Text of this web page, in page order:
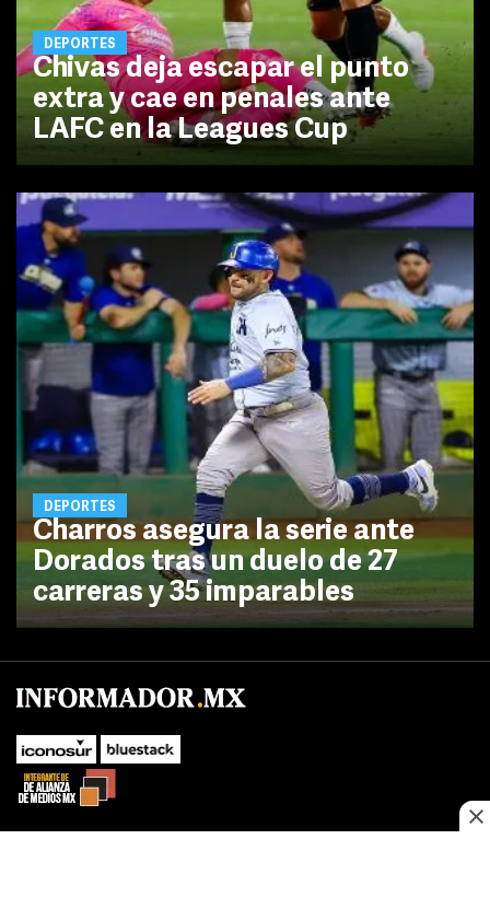
DEPORTES
Chivas deja escapar el punto
extra y cae en penales ante
LAFC en la Leagues Cup
DEPORTES
Charros asegura la serie ante
Dorados tras un duelo de 27
carreras y 35 imparables